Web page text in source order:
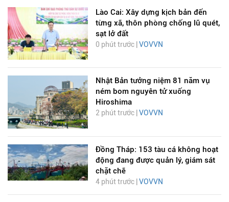
Lào Cai: Xây dựng kịch bản đến
từng xã, thôn phòng chống lũ quét,
sạt lở đất
0 phút trước | VOVVN
Nhật Bản tưởng niệm 81 năm vụ
ném bom nguyên tử xuống
Hiroshima
2 phút trước | VOVVN
Đồng Tháp: 153 tàu cá không hoạt
động đang được quản lý, giám sát
chặt chẽ
4 phút trước |VOVVN